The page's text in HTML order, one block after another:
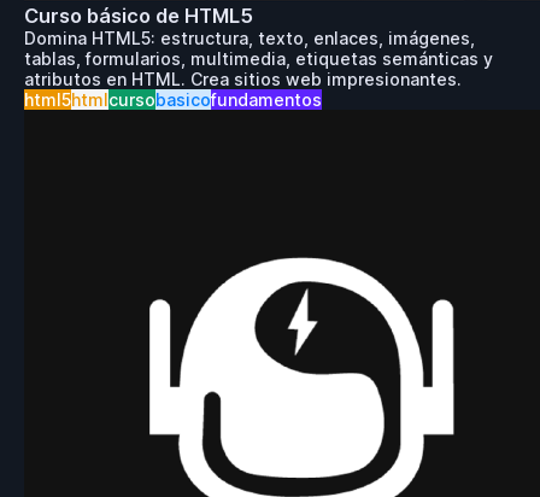
Curso básico de HTML5
Domina HTML5: estructura, texto, enlaces, imágenes,
tablas, formularios, multimedia, etiquetas semánticas y
atributos en HTML. Crea sitios web impresionantes.
html5htmlcursobasicofundamentos